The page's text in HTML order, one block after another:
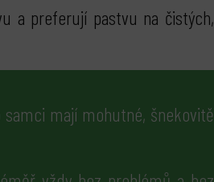
a preferují pastvu na čistých,
mají mohutné, šnekovitě